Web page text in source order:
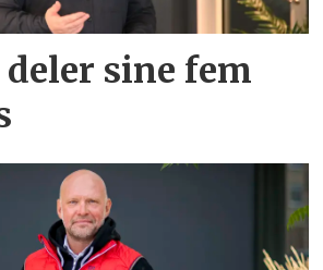
deler sine fem